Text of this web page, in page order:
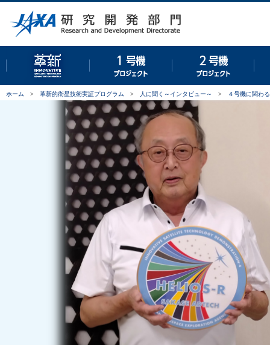
ホーム > 革新的衛星技術実証プログラム > 人に聞く～インタビュー～ > ４号機に関わ